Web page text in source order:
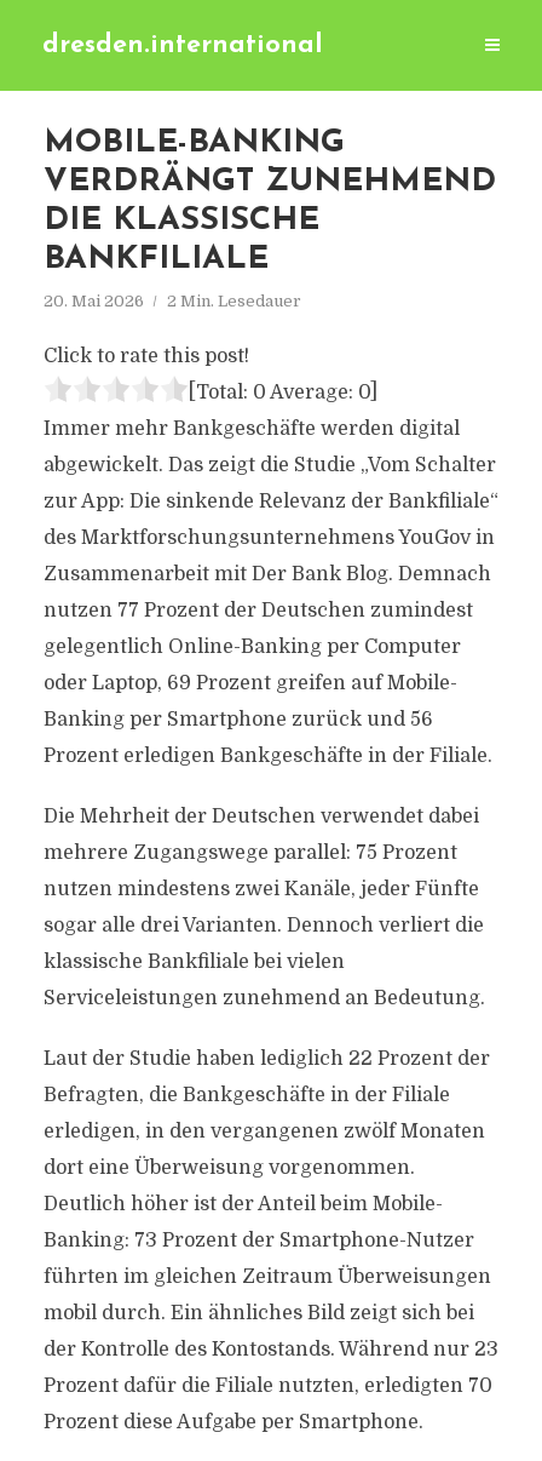
dresden.international
MOBILE-BANKING
VERDRÄNGT ZUNEHMEND
DIE KLASSISCHE
BANKFILIALE
20. Mai 2026 2 Min. Lesedauer
Click to rate this post!
[Total: 0 Average: 0]
Immer mehr Bankgeschäfte werden digital
abgewickelt. Das zeigt die Studie „Vom Schalter
zur App: Die sinkende Relevanz der Bankfiliale“
des Marktforschungsunternehmens YouGov in
Zusammenarbeit mit Der Bank Blog. Demnach
nutzen 77 Prozent der Deutschen zumindest
gelegentlich Online-Banking per Computer
oder Laptop, 69 Prozent greifen auf Mobile-
Banking per Smartphone zurück und 56
Prozent erledigen Bankgeschäfte in der Filiale.
Die Mehrheit der Deutschen verwendet dabei
mehrere Zugangswege parallel: 75 Prozent
nutzen mindestens zwei Kanäle, jeder Fünfte
sogar alle drei Varianten. Dennoch verliert die
klassische Bankfiliale bei vielen
Serviceleistungen zunehmend an Bedeutung.
Laut der Studie haben lediglich 22 Prozent der
Befragten, die Bankgeschäfte in der Filiale
erledigen, in den vergangenen zwölf Monaten
dort eine Überweisung vorgenommen.
Deutlich höher ist der Anteil beim Mobile-
Banking: 73 Prozent der Smartphone-Nutzer
führten im gleichen Zeitraum Überweisungen
mobil durch. Ein ähnliches Bild zeigt sich bei
der Kontrolle des Kontostands. Während nur 23
Prozent dafür die Filiale nutzten, erledigten 70
Prozent diese Aufgabe per Smartphone.